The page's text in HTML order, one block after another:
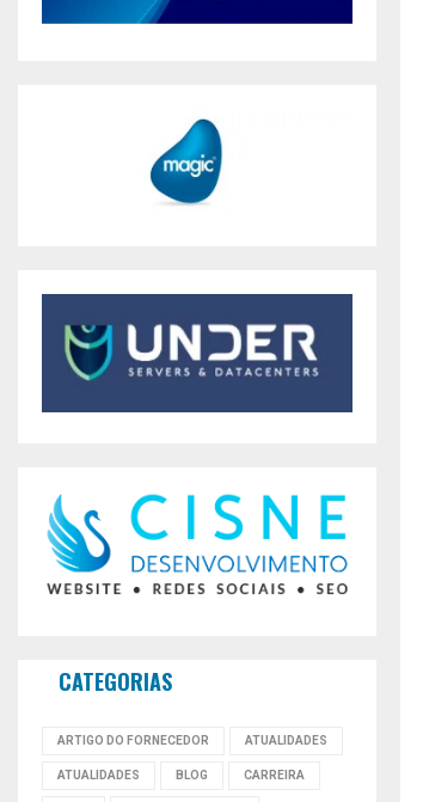
CATEGORIAS
ARTIGO DO FORNECEDOR ATUALIDADES
ATUALIDADES BLOG CARREIRA